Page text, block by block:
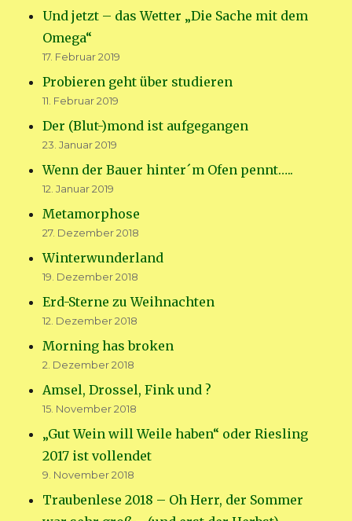
Und jetzt – das Wetter „Die Sache mit dem
Omega“
17. Februar 2019
Probieren geht über studieren
11. Februar 2019
Der (Blut-)mond ist aufgegangen
23. Januar 2019
Wenn der Bauer hinter´m Ofen pennt…..
12. Januar 2019
Metamorphose
27. Dezember 2018
Winterwunderland
19. Dezember 2018
Erd-Sterne zu Weihnachten
12. Dezember 2018
Morning has broken
2. Dezember 2018
Amsel, Drossel, Fink und ?
15. November 2018
„Gut Wein will Weile haben“ oder Riesling
2017 ist vollendet
9. November 2018
Traubenlese 2018 – Oh Herr, der Sommer